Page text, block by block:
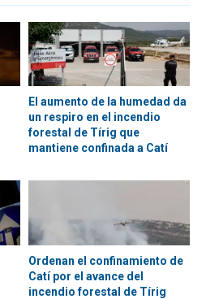
El aumento de la humedad da
un respiro en el incendio
forestal de Tírig que
mantiene confinada a Catí
Ordenan el confinamiento de
Catí por el avance del
incendio forestal de Tírig